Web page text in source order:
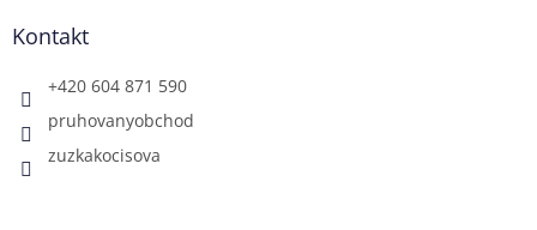
Kontakt
+420 604 871 590
pruhovanyobchod
zuzkakocisova